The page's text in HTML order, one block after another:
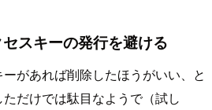
スキーの発行を避ける
があれば削除したほうがいい、と
だけでは駄目なようで（試し